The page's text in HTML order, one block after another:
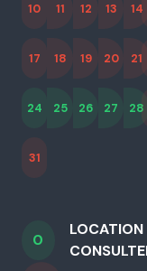
10 11 12 13 14
17 18 19 20 21
24 25 26 27 28
31
0
LOCATION